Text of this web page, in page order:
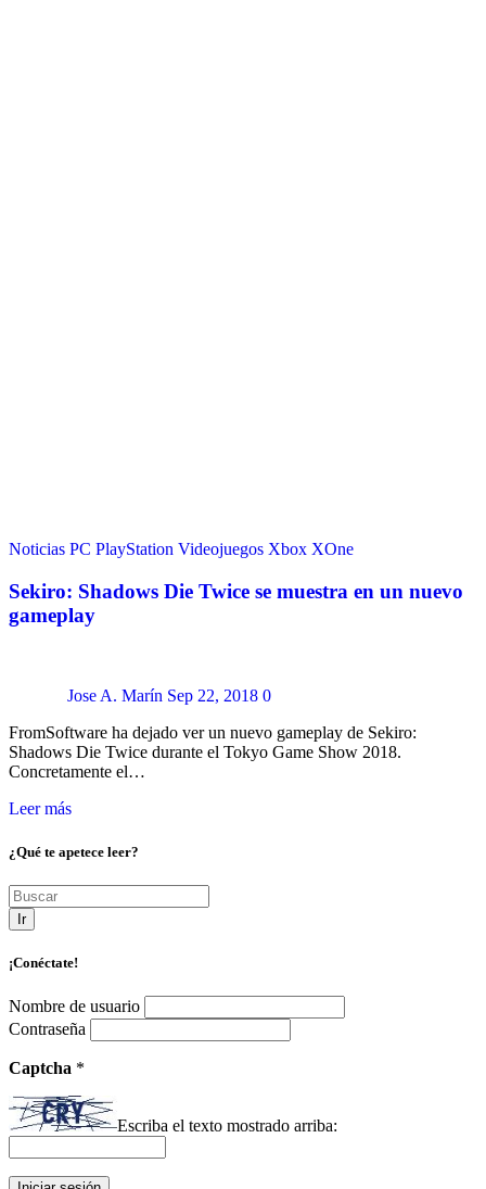
Noticias PC PlayStation Videojuegos Xbox XOne
Sekiro: Shadows Die Twice se muestra en un nuevo
gameplay
Jose A. Marín Sep 22, 2018 0
FromSoftware ha dejado ver un nuevo gameplay de Sekiro:
Shadows Die Twice durante el Tokyo Game Show 2018.
Concretamente el…
Leer más
¿Qué te apetece leer?
Ir
¡Conéctate!
Nombre de usuario
Contraseña
Captcha *
Escriba el texto mostrado arriba: